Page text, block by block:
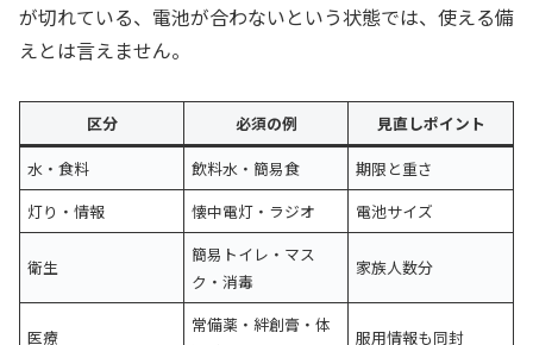
が切れている、電池が合わないという状態では、使える備
えとは言えません。
区分 必須の例
見直しポイント
水・食料
飲料水・簡易食
期限と重さ
灯り・情報
懐中電灯・ラジオ 電池サイズ
衛生
簡易トイレ・マス
ク・消毒
家族人数分
医療
常備薬・絆創膏・体
服用情報も同封